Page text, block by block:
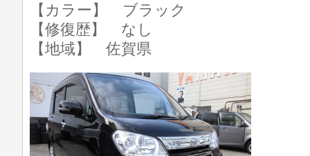
【カラー】 ブラック
【修復歴】 なし
【地域】 佐賀県